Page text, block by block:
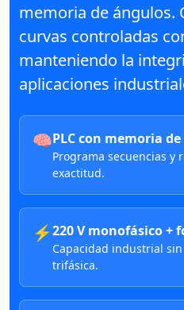
memoria de ángulos.
curvas controladas
manteniendo la
aplicaciones
🧠PLC con memoria
Programa secuencias y
exactitud.
⚡220 V monofásico +
Capacidad industrial
trifásica.